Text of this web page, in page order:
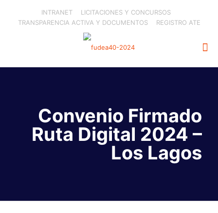
INTRANET
LICITACIONES Y CONCURSOS
TRANSPARENCIA ACTIVA Y DOCUMENTOS
REGISTRO ATE
Convenio Firmado
Ruta Digital 2024 –
Los Lagos